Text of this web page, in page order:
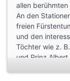
allen
An den
freien
und den
Töchter wie z.
und Prinz
hin in die